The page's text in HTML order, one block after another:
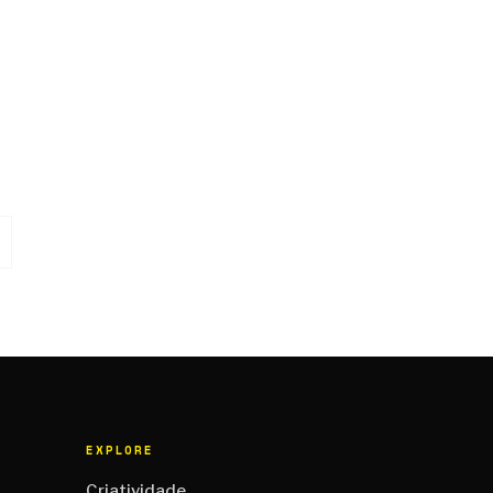
EXPLORE